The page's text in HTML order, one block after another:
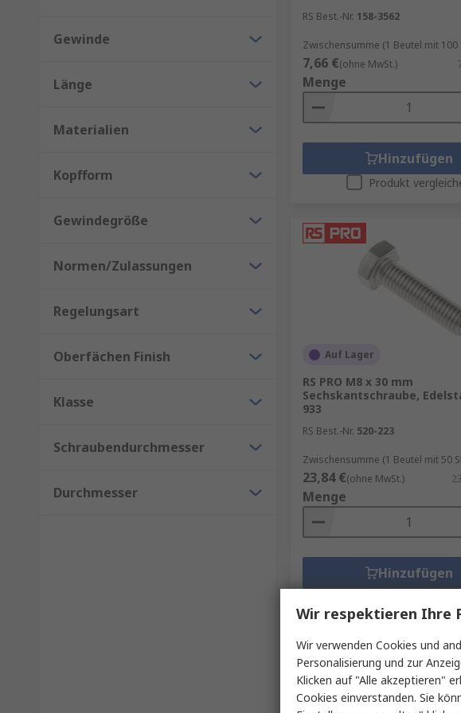
RS ist Ihr Ansprechpartner für Beschaffungslösungen mit unseren
Gewinde
Länge
Materialien
Kopfform
Gewindegröße
Normen/Zulassungen
Regelungsart
Oberfächen Finish
Klasse
Schraubendurchmesser
Durchmesser
RS Best.-Nr. 158-3562
Zwischensumme (1 Beutel mit 100
7,66 €(ohne MwSt.)
Menge
Hinzufügen
Produkt
Auf Lager
RS PRO M8 x 30 mm
Sechskantschraube,
933
RS Best.-Nr. 520-223
Zwischensumme (1 Beutel mit 50
23,84 €(ohne MwSt.)
Menge
Hinzufügen
Wir respektieren Ihre
Wir verwenden Cookies und
Personalisierung und zur
Klicken auf "Alle akzeptieren"
Cookies einverstanden. Sie